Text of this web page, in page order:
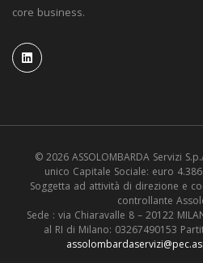
core business.
© 2026 ASSOLOMBARDA Servizi
unico Capitale Sociale: euro
Soggetta ad attività di direzione e
controllante
Sede : via Chiaravalle 8 – 20122
al RI di Milano: 03267490153